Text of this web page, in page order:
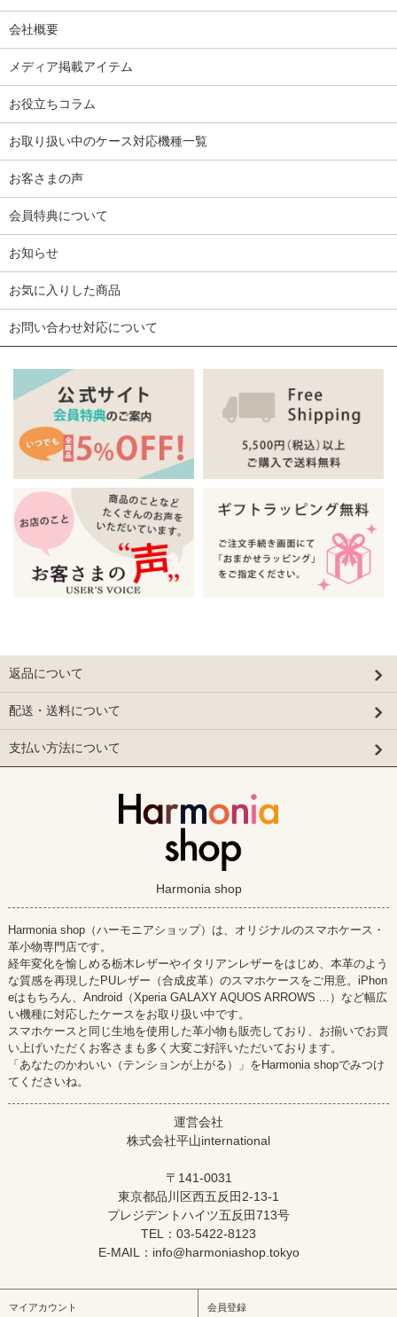
会社概要
メディア掲載アイテム
お役立ちコラム
お取り扱い中のケース対応機種一覧
お客さまの声
会員特典について
お知らせ
お気に入りした商品
お問い合わせ対応について
返品について
配送・送料について
支払い方法について
Harmonia shop
Harmonia shop（ハーモニアショップ）は、オリジナルのスマホケース・
革小物専門店です。
経年変化を愉しめる栃木レザーやイタリアンレザーをはじめ、本革のよう
な質感を再現したPUレザー（合成皮革）のスマホケースをご用意。iPhon
eはもちろん、Android（Xperia GALAXY AQUOS ARROWS ...）など幅広
い機種に対応したケースをお取り扱い中です。
スマホケースと同じ生地を使用した革小物も販売しており、お揃いでお買
い上げいただくお客さまも多く大変ご好評いただいております。
「あなたのかわいい（テンションが上がる）」をHarmonia shopでみつけ
てくださいね。
運営会社
株式会社平山international
〒141-0031
東京都品川区西五反田2-13-1
プレジデントハイツ五反田713号
TEL：03-5422-8123
E-MAIL：info@harmoniashop.tokyo
マイアカウント 会員登録